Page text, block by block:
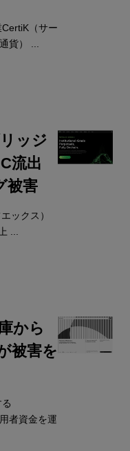
（サー
貨） ...
ッジ
流出
被害
ックス）
...
から
被害を
者資金を運